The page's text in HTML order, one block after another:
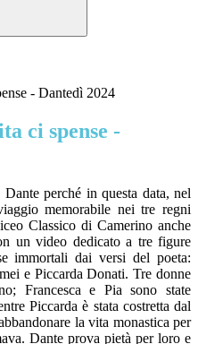
- Dantedì 2024
ci spense -
perché in questa data, nel
memorabile nei tre regni
Classico di Camerino anche
un video dedicato a tre figure
immortali dai versi del poeta:
e Piccarda Donati. Tre donne
Francesca e Pia sono state
Piccarda è stata costretta dal
la vita monastica per
Dante prova pietà per loro e